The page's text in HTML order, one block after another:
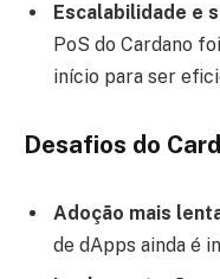
Escalabilidade e
PoS do Cardano
início para ser
Desafios do
Adoção mais
de dApps ainda é